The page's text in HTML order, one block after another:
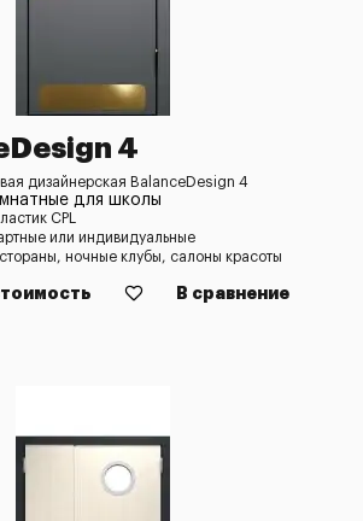
4
дизайнерская BalanceDesign 4
для школы
CPL
или индивидуальные
ночные клубы, салоны красоты
В сравнение